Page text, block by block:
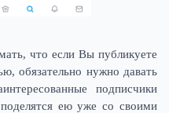
что если Вы публикуете
обязательно нужно давать
подписчики
ею уже со своими